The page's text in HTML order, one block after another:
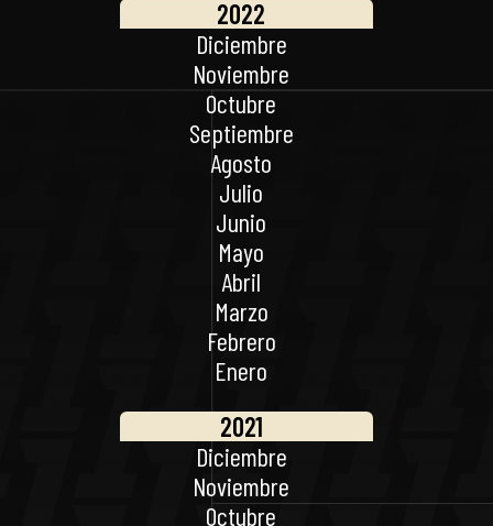
2022
Diciembre
Noviembre
Octubre
Septiembre
Agosto
Julio
Junio
Mayo
Abril
Marzo
Febrero
Enero
2021
Diciembre
Noviembre
Octubre